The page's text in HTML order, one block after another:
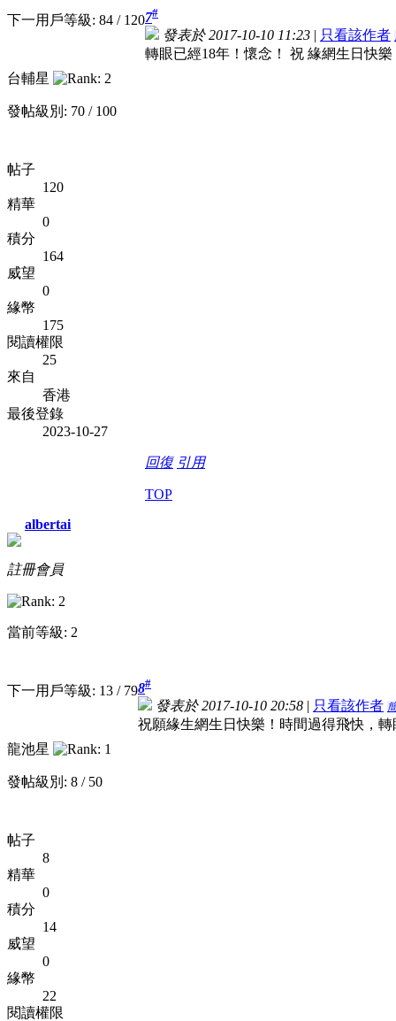
下一用戶等級: 84 / 120
台輔星
發帖級別: 70 / 100
帖子
120
精華
0
積分
164
威望
0
緣幣
175
閱讀權限
25
來自
香港
最後登錄
2023-10-27
7#
發表於 2017-10-10 11:23 | 只看該作者
轉眼已經18年！懷念！ 祝 緣網生日快樂
回復 引用
TOP
albertai
註冊會員
當前等級: 2
下一用戶等級: 13 / 79
龍池星
發帖級別: 8 / 50
帖子
8
精華
0
積分
14
威望
0
緣幣
22
閱讀權限
8#
發表於 2017-10-10 20:58 | 只看該作者
祝願緣生網生日快樂！時間過得飛快，